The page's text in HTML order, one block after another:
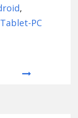
,
Tablet-PC